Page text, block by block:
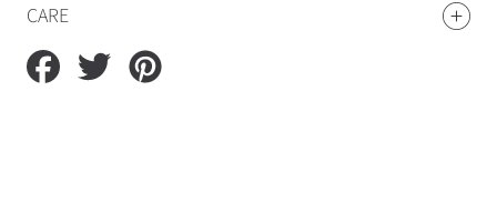
CARE
Auf
Facebook
Auf
Twitter